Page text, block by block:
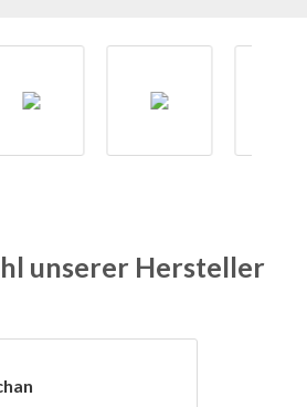
unserer Hersteller